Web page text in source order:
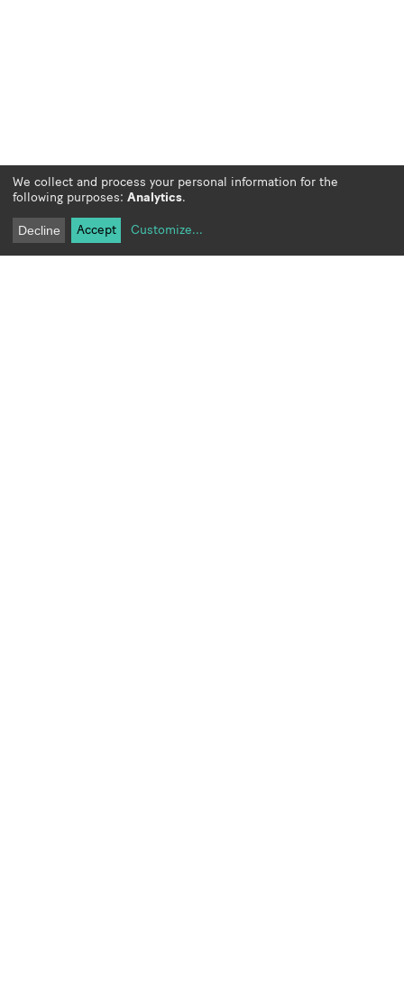
We collect and process your personal information for the
following purposes: Analytics.
Decline Accept Customize...